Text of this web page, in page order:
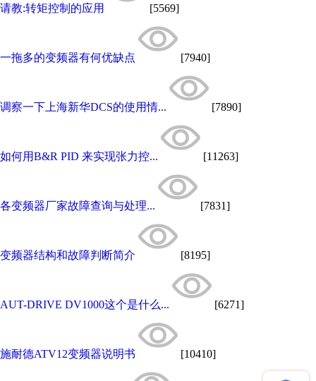
请教:转矩控制的应用 [5569]
一拖多的变频器有何优缺点 [7940]
调察一下上海新华DCS的使用情... [7890]
如何用B&R PID 来实现张力控... [11263]
各变频器厂家故障查询与处理... [7831]
变频器结构和故障判断简介 [8195]
AUT-DRIVE DV1000这个是什么... [6271]
施耐德ATV12变频器说明书 [10410]